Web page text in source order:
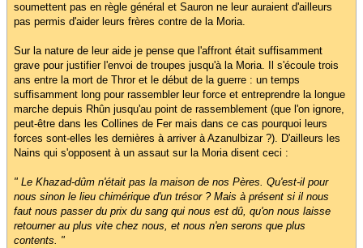
soumettent pas en règle général et Sauron ne leur auraient d'ailleurs
pas permis d'aider leurs frères contre de la Moria.
Sur la nature de leur aide je pense que l'affront était suffisamment
grave pour justifier l'envoi de troupes jusqu'à la Moria. Il s'écoule trois
ans entre la mort de Thror et le début de la guerre : un temps
suffisamment long pour rassembler leur force et entreprendre la longue
marche depuis Rhûn jusqu'au point de rassemblement (que l'on ignore,
peut-être dans les Collines de Fer mais dans ce cas pourquoi leurs
forces sont-elles les dernières à arriver à Azanulbizar ?). D'ailleurs les
Nains qui s'opposent à un assaut sur la Moria disent ceci :
" Le Khazad-dûm n'était pas la maison de nos Pères. Qu'est-il pour
nous sinon le lieu chimérique d'un trésor ? Mais à présent si il nous
faut nous passer du prix du sang qui nous est dû, qu'on nous laisse
retourner au plus vite chez nous, et nous n'en serons que plus
contents. "